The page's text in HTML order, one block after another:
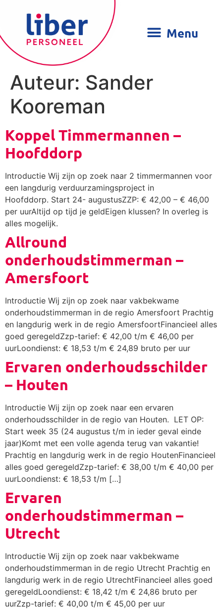
Auteur: Sander
Kooreman
Koppel Timmermannen –
Hoofddorp
Introductie Wij zijn op zoek naar 2 timmermannen voor
een langdurig verduurzamingsproject in
Hoofddorp. Start 24- augustusZZP: € 42,00 – € 46,00
per uurAltijd op tijd je geldEigen klussen? In overleg is
alles mogelijk.
Allround
onderhoudstimmerman –
Amersfoort
Introductie Wij zijn op zoek naar vakbekwame
onderhoudstimmerman in de regio Amersfoort Prachtig
en langdurig werk in de regio AmersfoortFinancieel alles
goed geregeldZzp-tarief: € 42,00 t/m € 46,00 per
uurLoondienst: € 18,53 t/m € 24,89 bruto per uur
Ervaren onderhoudsschilder
– Houten
Introductie Wij zijn op zoek naar een ervaren
onderhoudsschilder in de regio van Houten. LET OP:
Start week 35 (24 augustus t/m in ieder geval einde
jaar)Komt met een volle agenda terug van vakantie!
Prachtig en langdurig werk in de regio HoutenFinancieel
alles goed geregeldZzp-tarief: € 38,00 t/m € 40,00 per
uurLoondienst: € 18,53 t/m […]
Ervaren
onderhoudstimmerman –
Utrecht
Introductie Wij zijn op zoek naar vakbekwame
onderhoudstimmerman in de regio Utrecht Prachtig en
langdurig werk in de regio UtrechtFinancieel alles goed
geregeldLoondienst: € 18,42 t/m € 24,86 bruto per
uurZzp-tarief: € 40,00 t/m € 45,00 per uur